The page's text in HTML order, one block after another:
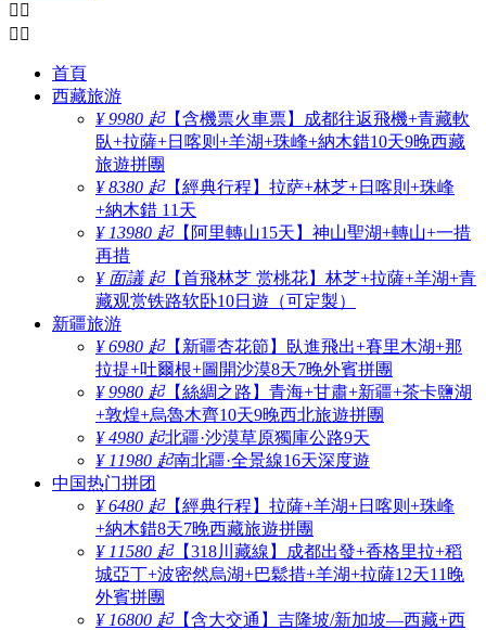
 
 
首頁
西藏旅游
¥ 9980 起【含機票火車票】成都往返飛機+青藏軟
臥+拉薩+日喀则+羊湖+珠峰+納木錯10天9晚西藏
旅遊拼團
¥ 8380 起【經典行程】拉萨+林芝+日喀則+珠峰
+納木錯 11天
¥ 13980 起【阿里轉山15天】神山聖湖+轉山+一措
再措
¥ 面議 起【首飛林芝 赏桃花】林芝+拉薩+羊湖+青
藏观赏铁路软卧10日遊（可定製）
新疆旅游
¥ 6980 起【新疆杏花節】臥進飛出+賽里木湖+那
拉提+吐爾根+圖開沙漠8天7晚外賓拼團
¥ 9980 起【絲綢之路】青海+甘肅+新疆+茶卡鹽湖
+敦煌+烏魯木齊10天9晚西北旅遊拼團
¥ 4980 起北疆·沙漠草原獨庫公路9天
¥ 11980 起南北疆·全景線16天深度遊
中国热门拼团
¥ 6480 起【經典行程】拉薩+羊湖+日喀则+珠峰
+納木錯8天7晚西藏旅遊拼團
¥ 11580 起【318川藏線】成都出發+香格里拉+稻
城亞丁+波密然烏湖+巴鬆措+羊湖+拉薩12天11晚
外賓拼團
¥ 16800 起【含大交通】吉隆坡/新加坡—西藏+西